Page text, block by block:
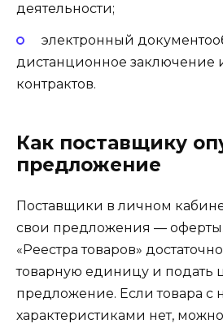
деятельности;
электронный
дистанционное заключение
контрактов.
Как поставщику
предложение
Поставщики в личном
свои предложения — оферты.
«Реестра товаров»
товарную единицу и подать
предложение. Если товара с
характеристиками нет,